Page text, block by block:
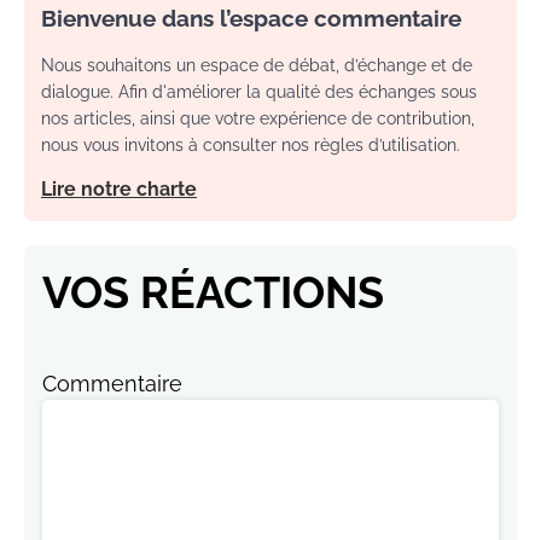
Bienvenue dans l’espace commentaire
Nous souhaitons un espace de débat, d’échange et de
dialogue. Afin d'améliorer la qualité des échanges sous
nos articles, ainsi que votre expérience de contribution,
nous vous invitons à consulter nos règles d’utilisation.
Lire notre charte
VOS RÉACTIONS
Commentaire